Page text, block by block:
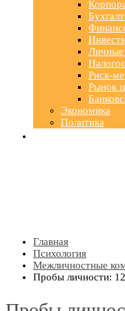
Риск-
Рынок
Экономика
Политика
Главная
Психология
Межличностные
Пробы личности: